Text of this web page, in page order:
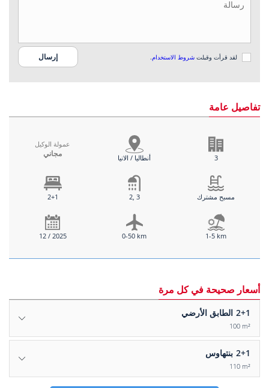
لقد قرأت وقبلت شروط الاستخدام.
تفاصيل عامة
عمولة الوكيل
مجاني أنطاليا / الانيا 3
2+1 2, 3 مسبح مشترك
12 / 2025 0-50 km 1-5 km
أسعار صحيحة في كل مرة
2+1 الطابق الأرضي
100 m²
2+1 بنتهاوس
110 m²